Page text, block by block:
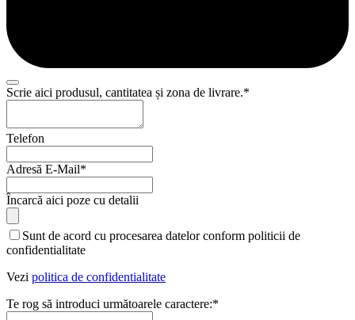
Scrie aici produsul, cantitatea și zona de livrare.*
Telefon
Adresă E-Mail*
Încarcă aici poze cu detalii
Sunt de acord cu procesarea datelor conform politicii de
confidentialitate
Vezi politica de confidentialitate
Te rog să introduci următoarele caractere:*